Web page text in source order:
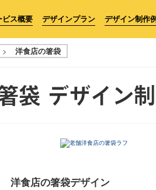
ビス概要 デザインプラン デザイン制作
> 洋食店の箸袋
袋 デザイン
洋食店の箸袋デザイン